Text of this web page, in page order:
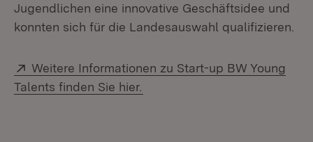
Jugendlichen eine innovative Geschäftsidee und
konnten sich für die Landesauswahl qualifizieren.
Extern:
Weitere Informationen zu Start-up BW Young
Talents finden Sie hier.